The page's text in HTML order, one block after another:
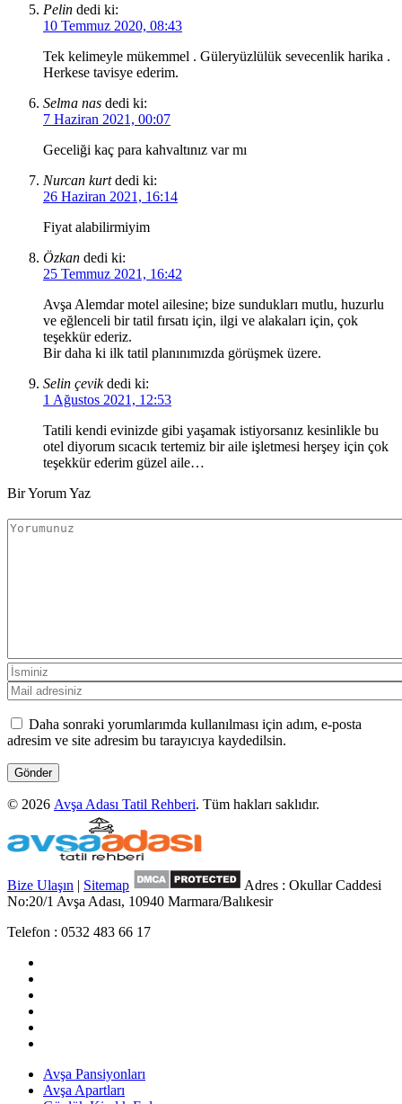
Pelin dedi ki:
10 Temmuz 2020, 08:43
Tek kelimeyle mükemmel . Güleryüzlülük sevecenlik harika .
Herkese tavisye ederim.
Selma nas dedi ki:
7 Haziran 2021, 00:07
Geceliği kaç para kahvaltınız var mı
Nurcan kurt dedi ki:
26 Haziran 2021, 16:14
Fiyat alabilirmiyim
Özkan dedi ki:
25 Temmuz 2021, 16:42
Avşa Alemdar motel ailesine; bize sundukları mutlu, huzurlu
ve eğlenceli bir tatil fırsatı için, ilgi ve alakaları için, çok
teşekkür ederiz.
Bir daha ki ilk tatil planınımızda görüşmek üzere.
Selin çevik dedi ki:
1 Ağustos 2021, 12:53
Tatili kendi evinizde gibi yaşamak istiyorsanız kesinlikle bu
otel diyorum sıcacık tertemiz bir aile işletmesi herşey için çok
teşekkür ederim güzel aile…
Bir Yorum Yaz
Daha sonraki yorumlarımda kullanılması için adım, e-posta
adresim ve site adresim bu tarayıcıya kaydedilsin.
© 2026 Avşa Adası Tatil Rehberi. Tüm hakları saklıdır.
Bize Ulaşın | Sitemap
Adres : Okullar Caddesi
No:20/1 Avşa Adası, 10940 Marmara/Balıkesir
Telefon : 0532 483 66 17
Avşa Pansiyonları
Avşa Apartları